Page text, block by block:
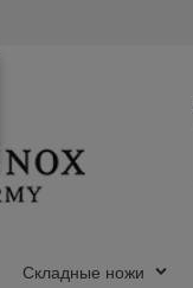
Складные ножи